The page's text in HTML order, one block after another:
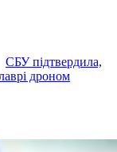
СБУ підтвердила,
дроном